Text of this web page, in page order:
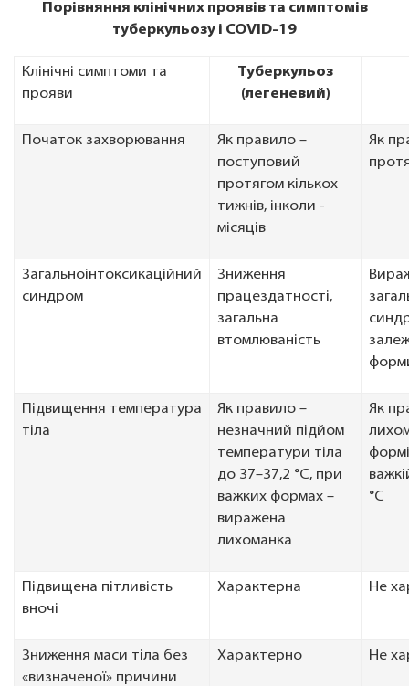
Порівняння клінічних проявів та симптомів
туберкульозу і COVID-19
Клінічні симптоми та
прояви
Туберкульоз
(легеневий)
Початок захворювання
Як правило –
поступовий
протягом кількох
тижнів, інколи -
місяців
Як
Загальноінтоксикаційний
синдром
Зниження
працездатності,
загальна
втомлюваність
Підвищення температура
тіла
Як правило –
незначний підйом
температури тіла
до 37–37,2 °С, при
важких формах –
виражена
лихоманка
Як
°С
Підвищена пітливість
вночі
Характерна Не
Зниження маси тіла без
«визначеної» причини
Характерно Не